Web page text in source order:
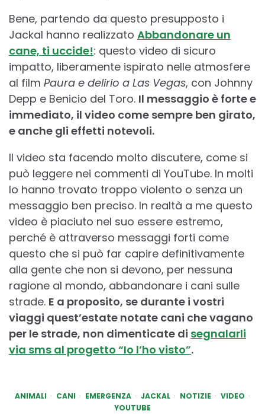
Bene, partendo da questo presupposto i
Jackal hanno realizzato Abbandonare un
cane, ti uccide!: questo video di sicuro
impatto, liberamente ispirato nelle atmosfere
al film Paura e delirio a Las Vegas, con Johnny
Depp e Benicio del Toro. Il messaggio è forte e
immediato, il video come sempre ben girato,
e anche gli effetti notevoli.
Il video sta facendo molto discutere, come si
può leggere nei commenti di YouTube. In molti
lo hanno trovato troppo violento o senza un
messaggio ben preciso. In realtà a me questo
video è piaciuto nel suo essere estremo,
perché è attraverso messaggi forti come
questo che si può far capire definitivamente
alla gente che non si devono, per nessuna
ragione al mondo, abbandonare i cani sulle
strade. E a proposito, se durante i vostri
viaggi quest’estate notate cani che vagano
per le strade, non dimenticate di segnalarli
via sms al progetto “Io l’ho visto”.
ANIMALI CANI EMERGENZA JACKAL NOTIZIE
VIDEO
YOUTUBE